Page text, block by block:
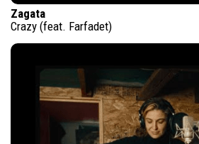
Zagata
Crazy (feat. Farfadet)